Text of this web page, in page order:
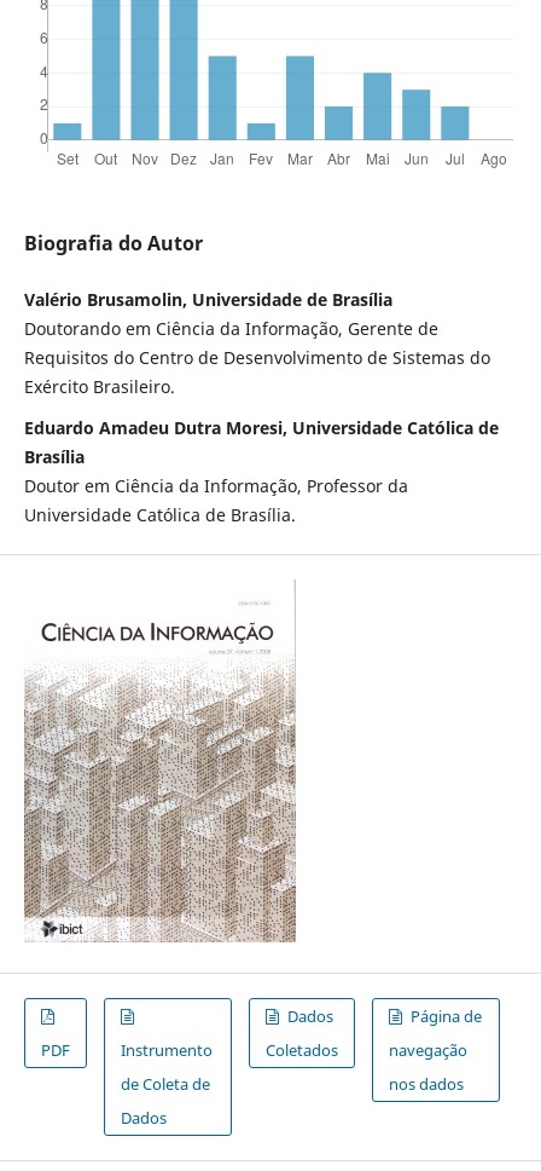
Biografia do Autor
Valério Brusamolin, Universidade de Brasília
Doutorando em Ciência da Informação, Gerente de
Requisitos do Centro de Desenvolvimento de Sistemas do
Exército Brasileiro.
Eduardo Amadeu Dutra Moresi, Universidade Católica de
Brasília
Doutor em Ciência da Informação, Professor da
Universidade Católica de Brasília.
PDF
Instrumento
de Coleta de
Dados
Dados
Coletados
Página de
navegação
nos dados